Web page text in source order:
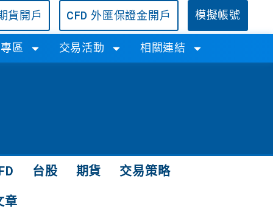
貨開戶 CFD 外匯保證金開戶 模擬帳號
區 交易活動 相關連結
台股 期貨 交易策略
章